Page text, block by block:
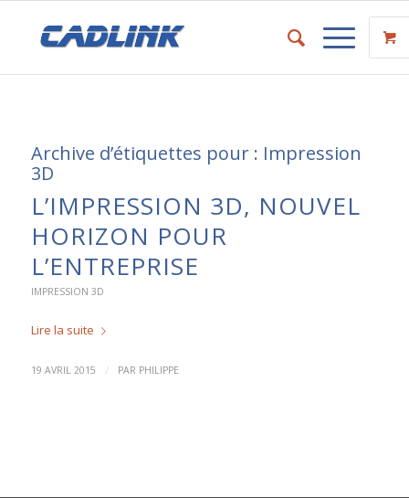
Archive d’étiquettes pour : Impression
3D
L’IMPRESSION 3D, NOUVEL
HORIZON POUR
L’ENTREPRISE
IMPRESSION 3D
Lire la suite
19 AVRIL 2015 / PAR PHILIPPE